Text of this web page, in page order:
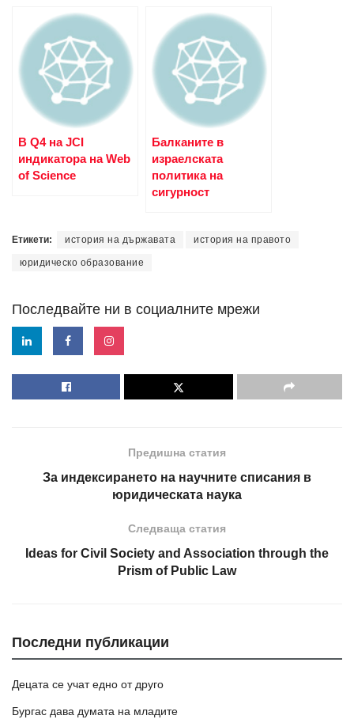
В Q4 на JCI
индикатора на Web
of Science
Балканите в
израелската
политика на
сигурност
Етикети: история на държавата история на правото
юридическо образование
Последвайте ни в социалните мрежи
Предишна статия
За индексирането на научните списания в
юридическата наука
Следваща статия
Ideas for Civil Society and Association through the
Prism of Public Law
Последни публикации
Децата се учат едно от друго
Бургас дава думата на младите